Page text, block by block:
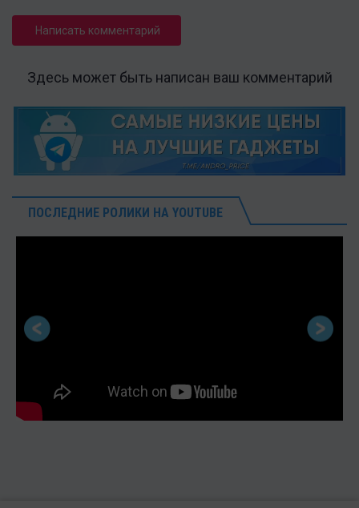
Написать комментарий
Здесь может быть написан ваш комментарий
ПОСЛЕДНИЕ РОЛИКИ НА YOUTUBE